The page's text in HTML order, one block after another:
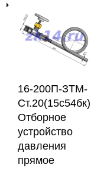
16-200П-ЗТМ-
Ст.20(15с54бк)
Отборное
устройство
давления
прямое